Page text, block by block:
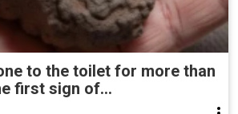
to the toilet for more than
first sign of...